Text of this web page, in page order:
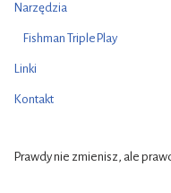
Narzędzia
Fishman TriplePlay
Linki
Kontakt
Prawdy nie zmienisz, ale